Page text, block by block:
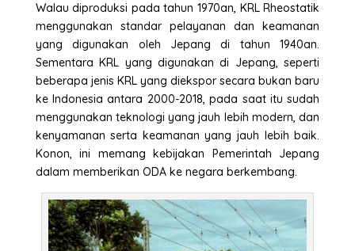
Walau diproduksi pada tahun 1970an, KRL Rheostatik
menggunakan standar pelayanan dan keamanan
yang digunakan oleh Jepang di tahun 1940an.
Sementara KRL yang digunakan di Jepang, seperti
beberapa jenis KRL yang diekspor secara bukan baru
ke Indonesia antara 2000-2018, pada saat itu sudah
menggunakan teknologi yang jauh lebih modern, dan
kenyamanan serta keamanan yang jauh lebih baik.
Konon, ini memang kebijakan Pemerintah Jepang
dalam memberikan ODA ke negara berkembang.